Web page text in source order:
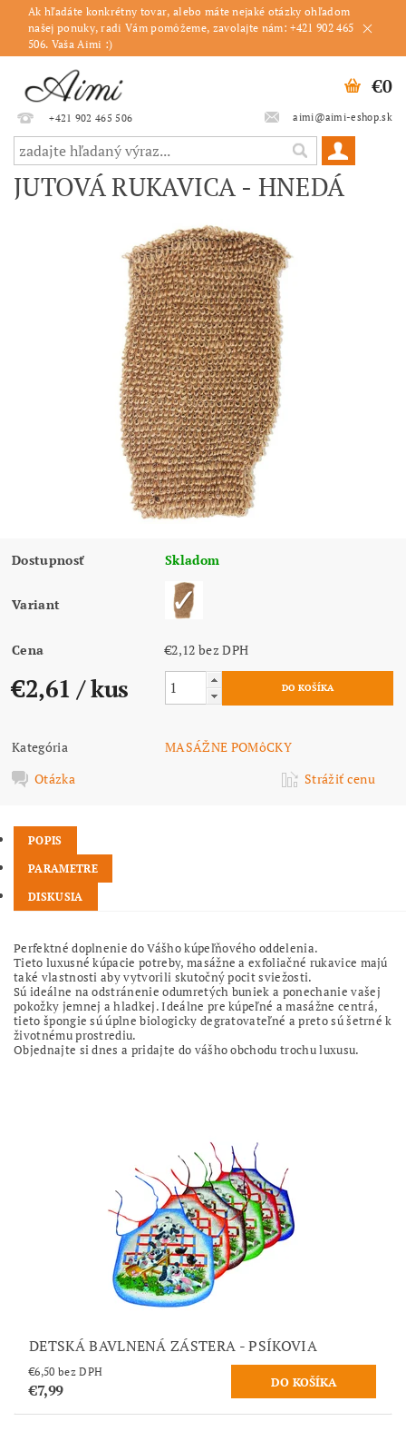
Ak hľadáte konkrétny tovar, alebo máte nejaké otázky ohľadom
našej ponuky, radi Vám pomôžeme, zavolajte nám: +421 902 465
506. Vaša Aimi :)
+421 902 465 506 aimi@aimi-eshop.sk
€0
JUTOVÁ RUKAVICA - HNEDÁ
Dostupnosť Skladom
Variant
Cena €2,12 bez DPH
€2,61/ kus
Kategória
MASÁŽNE POMôCKY
Otázka
Strážiť cenu
POPIS
PARAMETRE
DISKUSIA
Perfektné doplnenie do Vášho kúpeľňového oddelenia.
Tieto luxusné kúpacie potreby, masážne a exfoliačné rukavice majú
také vlastnosti aby vytvorili skutočný pocit sviežosti.
Sú ideálne na odstránenie odumretých buniek a ponechanie vašej
pokožky jemnej a hladkej. Ideálne pre kúpeľné a masážne centrá,
tieto špongie sú úplne biologicky degratovateľné a preto sú šetrné k
životnému prostrediu.
Objednajte si dnes a pridajte do vášho obchodu trochu luxusu.
DETSKÁ BAVLNENÁ ZÁSTERA - PSÍKOVIA
€6,50 bez DPH
€7,99